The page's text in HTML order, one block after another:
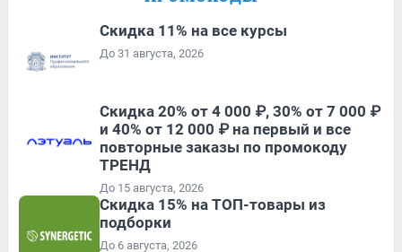
Скидка 11% на все курсы
До 31 августа, 2026
Скидка 20% от 4 000 ₽, 30% от 7 000 ₽
и 40% от 12 000 ₽ на первый и все
повторные заказы по промокоду
ТРЕНД
До 15 августа, 2026
Скидка 15% на ТОП-товары из
подборки
До 6 августа, 2026